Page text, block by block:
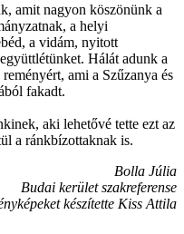
amit nagyon köszönünk a
a helyi
a vidám, nyitott
Hálát adunk a
ami a Szűzanya és
fakadt.
aki lehetővé tette ezt az
a ránkbízottaknak is.
Bolla Júlia
Budai kerület szakreferense
készítette Kiss Attila